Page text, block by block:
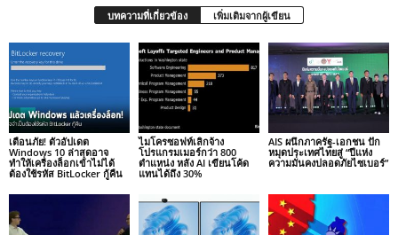
บทความที่เกี่ยวข้อง เพิ่มเติมจากผู้เขียน
เตือนภัย! ตัวอัปเดต
Windows 10 ล่าสุดอาจ
ทำให้เครื่องล็อกเข้าไม่ได้
ต้องใช้รหัส BitLocker กู้คืน
ไมโครซอฟท์เลิกจ้าง
โปรแกรมเมอร์กว่า 800
ตำแหน่ง หลัง AI เขียนโค้ด
แทนได้ถึง 30%
AIS ผนึกภาครัฐ-เอกชน ปัก
หมุดประเทศไทยสู่ “ปีแห่ง
ความมั่นคงปลอดภัยไซเบอร์”